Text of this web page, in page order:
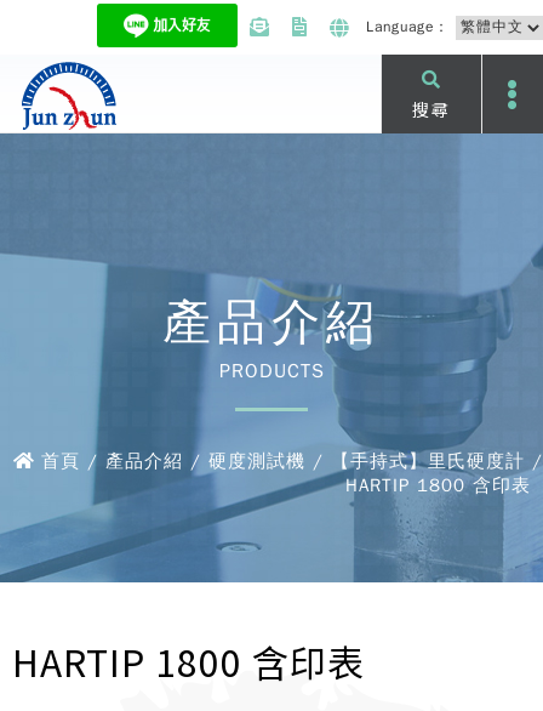
Language：
搜尋
產品介紹
PRODUCTS
首頁 / 產品介紹 / 硬度測試機 / 【手持式】里氏硬度計 /
HARTIP 1800 含印表
HARTIP 1800 含印表